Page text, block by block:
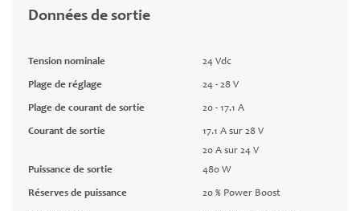
Données de sortie
Tension nominale 24 Vdc
Plage de réglage 24 - 28 V
Plage de courant de sortie 20 - 17.1 A
Courant de sortie
17.1 A sur 28 V
20 A sur 24 V
Puissance de sortie
480 W
Réserves de puissance 20 % Power Boost